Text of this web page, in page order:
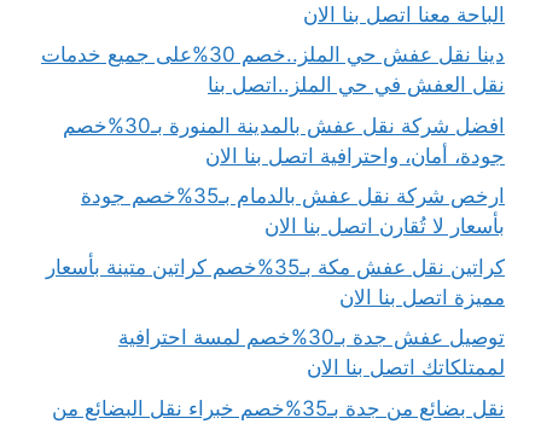
الباحة معنا اتصل بنا الان
دينا نقل عفش حي الملز..خصم 30%على جميع خدمات
نقل العفش في حي الملز..اتصل بنا
افضل شركة نقل عفش بالمدينة المنورة بـ30%خصم
جودة، أمان، واحترافية اتصل بنا الان
ارخص شركة نقل عفش بالدمام بـ35%خصم جودة
بأسعار لا تُقارن اتصل بنا الان
كراتين نقل عفش مكة بـ35%خصم كراتين متينة بأسعار
مميزة اتصل بنا الان
توصيل عفش جدة بـ30%خصم لمسة احترافية
لممتلكاتك اتصل بنا الان
نقل بضائع من جدة بـ35%خصم خبراء نقل البضائع من